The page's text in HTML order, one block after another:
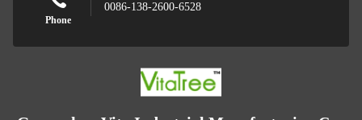
Phone
0086-138-2600-6528